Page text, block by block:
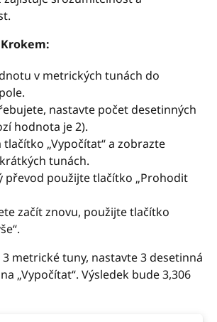
v metrických tunách do
nastavte počet desetinných
hodnota je 2).
tlačítko „Vypočítat“ a zobrazte
tunách.
převod použijte tlačítko „Prohodit
začít znovu, použijte tlačítko
3 metrické tuny, nastavte 3 desetinná
„Vypočítat“. Výsledek bude 3,306